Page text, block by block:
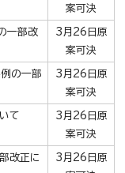
案可決
一部改
3月26日原
案可決
の一部
3月26日原
案可決
て
3月26日原
案可決
改正に
3月26日原